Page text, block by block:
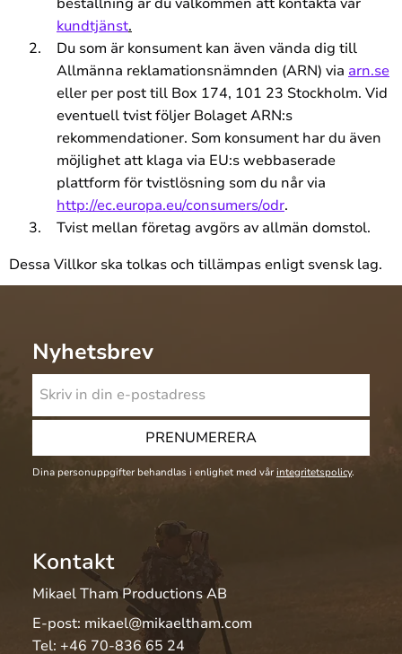
kundtjänst.
Du som är konsument kan även vända dig till
Allmänna reklamationsnämnden (ARN) via arn.se
eller per post till Box 174, 101 23 Stockholm. Vid
eventuell tvist följer Bolaget ARN:s
rekommendationer. Som konsument har du även
möjlighet att klaga via EU:s webbaserade
plattform för tvistlösning som du når via
http://ec.europa.eu/consumers/odr.
Tvist mellan företag avgörs av allmän domstol.
Dessa Villkor ska tolkas och tillämpas enligt svensk lag.
Nyhetsbrev
PRENUMERERA
Dina personuppgifter behandlas i enlighet med vår integritetspolicy.
Kontakt
Mikael Tham Productions AB
E-post: mikael@mikaeltham.com
Tel: +46 70-836 65 24